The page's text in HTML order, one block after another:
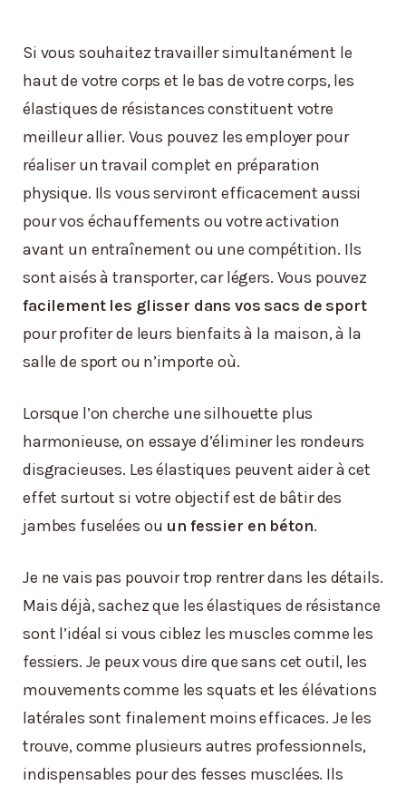
Si vous souhaitez travailler simultanément le
haut de votre corps et le bas de votre corps, les
élastiques de résistances constituent votre
meilleur allier. Vous pouvez les employer pour
réaliser un travail complet en préparation
physique. Ils vous serviront efficacement aussi
pour vos échauffements ou votre activation
avant un entraînement ou une compétition. Ils
sont aisés à transporter, car légers. Vous pouvez
facilement les glisser dans vos sacs de sport
pour profiter de leurs bienfaits à la maison, à la
salle de sport ou n’importe où.
Lorsque l’on cherche une silhouette plus
harmonieuse, on essaye d’éliminer les rondeurs
disgracieuses. Les élastiques peuvent aider à cet
effet surtout si votre objectif est de bâtir des
jambes fuselées ou un fessier en béton.
Je ne vais pas pouvoir trop rentrer dans les détails.
Mais déjà, sachez que les élastiques de résistance
sont l’idéal si vous ciblez les muscles comme les
fessiers. Je peux vous dire que sans cet outil, les
mouvements comme les squats et les élévations
latérales sont finalement moins efficaces. Je les
trouve, comme plusieurs autres professionnels,
indispensables pour des fesses musclées. Ils